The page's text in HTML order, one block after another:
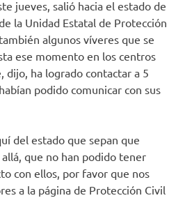
jueves, salió hacia el estado de
la Unidad Estatal de Protección
algunos víveres que se
ese momento en los centros
dijo, ha logrado contactar a 5
podido comunicar con sus
del estado que sepan que
que no han podido tener
con ellos, por favor que nos
a la página de Protección Civil